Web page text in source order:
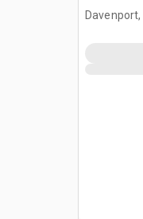
Davenport,